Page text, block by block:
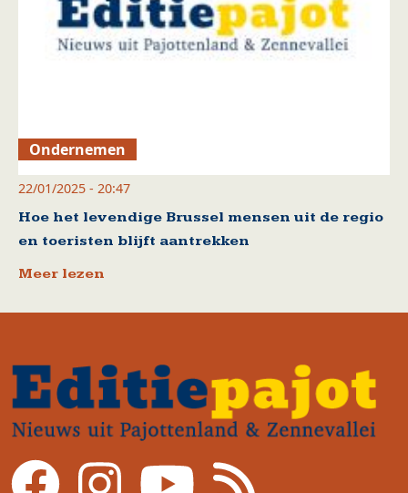
Ondernemen
22/01/2025 - 20:47
Hoe het levendige Brussel mensen uit de regio
en toeristen blijft aantrekken
Meer lezen